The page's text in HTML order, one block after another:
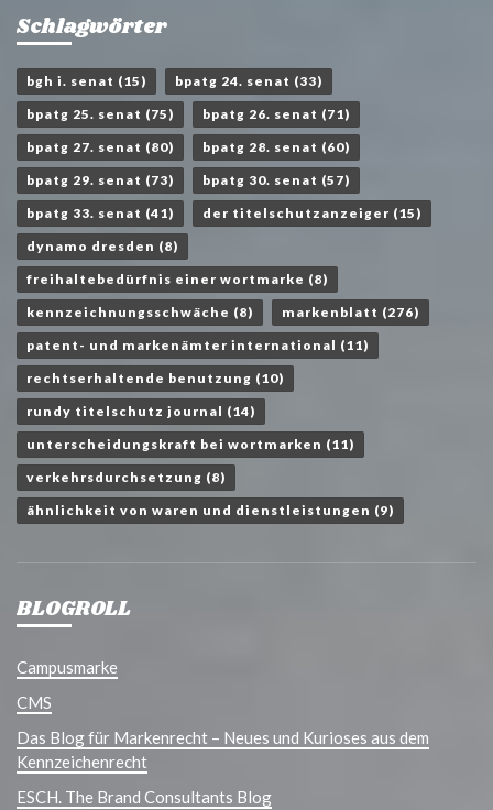
Schlagwörter
bgh i. senat (15) bpatg 24. senat (33)
bpatg 25. senat (75) bpatg 26. senat (71)
bpatg 27. senat (80) bpatg 28. senat (60)
bpatg 29. senat (73) bpatg 30. senat (57)
bpatg 33. senat (41) der titelschutzanzeiger (15)
dynamo dresden (8)
freihaltebedürfnis einer wortmarke (8)
kennzeichnungsschwäche (8) markenblatt (276)
patent- und markenämter international (11)
rechtserhaltende benutzung (10)
rundy titelschutz journal (14)
unterscheidungskraft bei wortmarken (11)
verkehrsdurchsetzung (8)
ähnlichkeit von waren und dienstleistungen (9)
BLOGROLL
Campusmarke
CMS
Das Blog für Markenrecht – Neues und Kurioses aus dem
Kennzeichenrecht
ESCH. The Brand Consultants Blog